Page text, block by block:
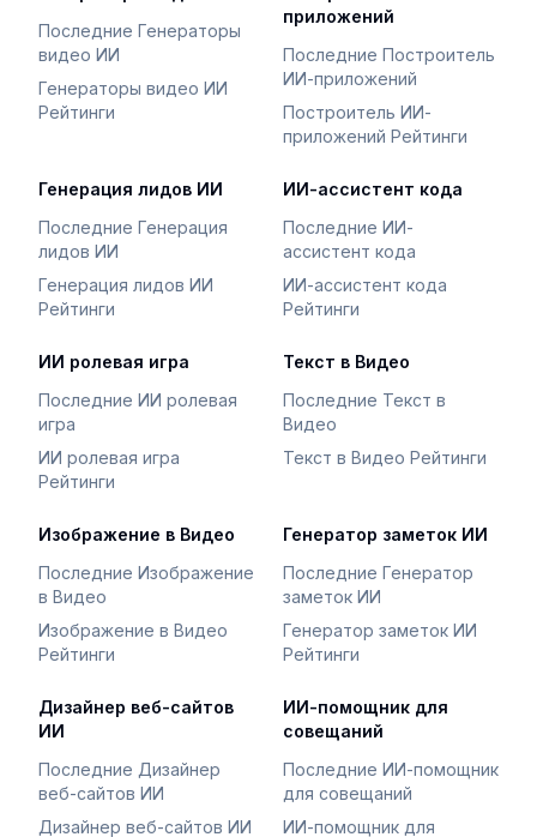
Последние Генераторы
видео ИИ
Генераторы видео ИИ
Рейтинги
приложений
Последние Построитель
ИИ-приложений
Построитель ИИ-
приложений Рейтинги
Генерация лидов ИИ
Последние Генерация
лидов ИИ
Генерация лидов ИИ
Рейтинги
ИИ-ассистент кода
Последние ИИ-
ассистент кода
ИИ-ассистент кода
Рейтинги
ИИ ролевая игра
Последние ИИ ролевая
игра
ИИ ролевая игра
Рейтинги
Текст в Видео
Последние Текст в
Видео
Текст в Видео Рейтинги
Изображение в Видео
Последние Изображение
в Видео
Изображение в Видео
Рейтинги
Генератор заметок ИИ
Последние Генератор
заметок ИИ
Генератор заметок ИИ
Рейтинги
Дизайнер веб-сайтов
ИИ
Последние Дизайнер
веб-сайтов ИИ
Дизайнер веб-сайтов ИИ
ИИ-помощник для
совещаний
Последние ИИ-помощник
для совещаний
ИИ-помощник для